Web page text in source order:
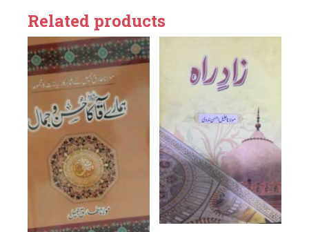
Related products